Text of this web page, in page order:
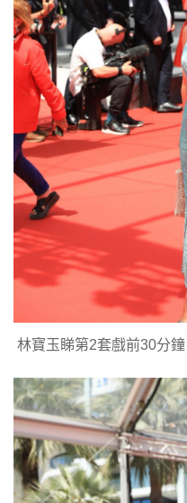
林寶玉睇第2套戲前30分